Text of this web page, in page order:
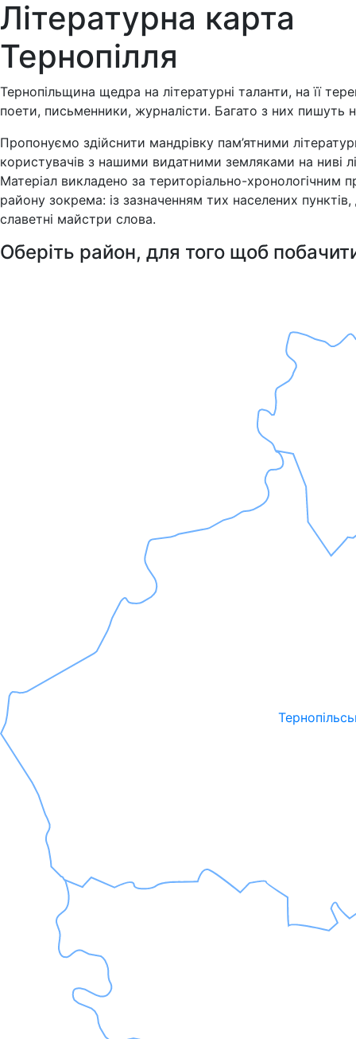
Літературна карта
Тернопілля
Тернопільщина щедра на літературні таланти, на її
поети, письменники, журналісти. Багато з них пишуть
Пропонуємо здійснити мандрівку пам’ятними
користувачів з нашими видатними земляками на ниві
Матеріал викладено за територіально-
району зокрема: із зазначенням тих населених
славетні майстри слова.
Оберіть район, для того щоб